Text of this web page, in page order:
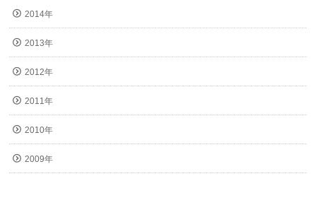
2014年
2013年
2012年
2011年
2010年
2009年